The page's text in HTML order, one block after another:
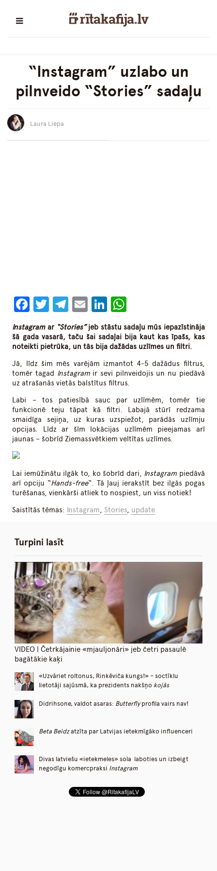
“Instagram” uzlabo un
pilnveido “Stories” sadaļu
Laura Liepa
Facebook
Twitter
Telegram
EmailLinkedIn
Instagramar “Stories”jeb stāstu sadaļu mūs iepazīstināja
šā gada vasarā, taču šai sadaļai bija kaut kas īpašs, kas
noteikti pietrūka, un tās bija dažādas uzlīmes un filtri.
Jā, līdz šim mēs varējām izmantot 4-5 dažādus filtrus,
tomēr tagad Instagramir sevi pilnveidojis un nu piedāvā
uz atrašanās vietās balstītus filtrus.
Labi – tos patiesībā sauc par uzlīmēm, tomēr tie
funkcionē teju tāpat kā filtri. Labajā stūrī redzama
smaidīga sejiņa, uz kuras uzspiežot, parādās uzlīmju
opcijas. Līdz ar šīm lokācijas uzlīmēm pieejamas arī
jaunas – šobrīd Ziemassvētkiem veltītas uzlīmes.
Lai iemūžinātu ilgāk to, ko šobrīd dari, Instagram piedāvā
arī opciju “Hands-free“. Tā ļauj ierakstīt bez ilgās pogas
turēšanas, vienkārši atliek to nospiest, un viss notiek!
Saistītās tēmas: Instagram,Stories, update
Turpini lasīt
VIDEO | Četrkājainie «mjauljonāri» jeb četri pasaulē
bagātākie kaķi
«Uzvāriet roltonus, Rinkēviča kungs!» – soctīklu
lietotāji sajūsmā, ka prezidents nakšņo kojās
Didrihsone, valdot asaras: Butterflyprofila vairs nav!
Beta Beidzatzīta par Latvijas ietekmīgāko influenceri
Divas latviešu «ietekmeles» sola laboties un izbeigt
negodīgu komercpraksi Instagram